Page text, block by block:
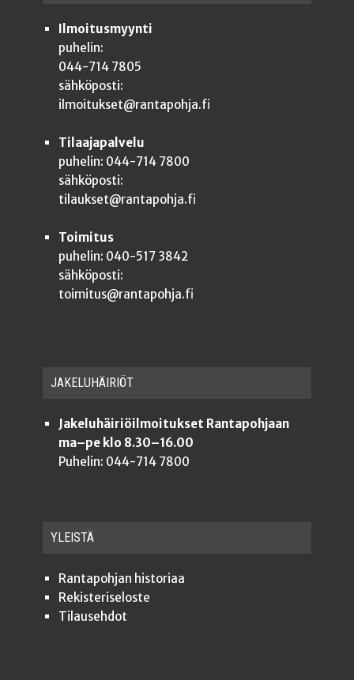
Ilmoitusmyynti
puhelin:
044-714 7805
sähköposti:
ilmoitukset@rantapohja.fi
Tilaajapalvelu
puhelin: 044-714 7800
sähköposti:
tilaukset@rantapohja.fi
Toimitus
puhelin: 040-517 3842
sähköposti:
toimitus@rantapohja.fi
JAKE­LU­HÄI­RIÖT
Jakeluhäiriöilmoitukset Rantapohjaan
ma–pe klo 8.30–16.00
Puhelin: 044-714 7800
YLEISTÄ
Ran­ta­poh­jan historiaa
Rekis­te­ri­se­los­te
Tilauseh­dot